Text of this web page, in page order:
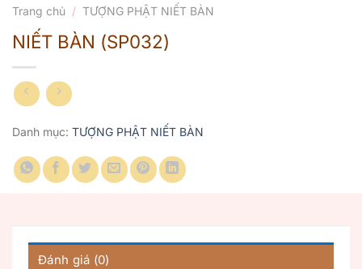
Trang chủ / TƯỢNG PHẬT NIẾT BÀN
NIẾT BÀN (SP032)
Danh mục: TƯỢNG PHẬT NIẾT BÀN
Đánh giá (0)